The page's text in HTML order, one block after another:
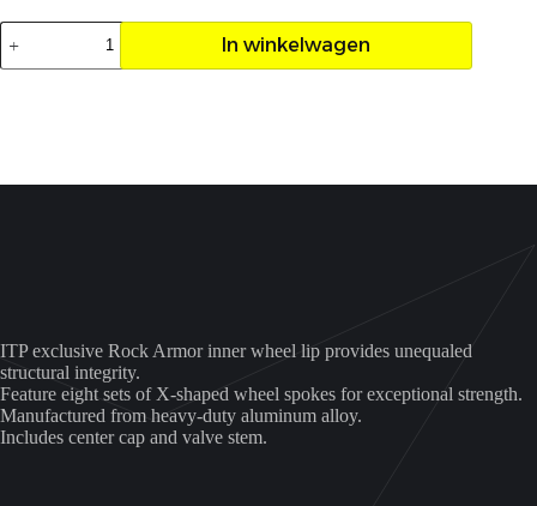
Velg
ITP
Inertia
In winkelwagen
ITP exclusive Rock Armor inner wheel lip provides unequaled
structural integrity.
Feature eight sets of X-shaped wheel spokes for exceptional strength.
Manufactured from heavy-duty aluminum alloy.
Includes center cap and valve stem.